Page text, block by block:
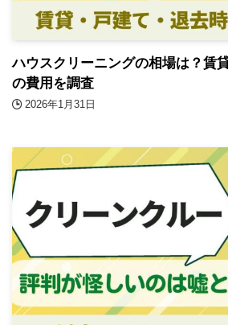
ハウスクリーニングの相場は？賃
の費用を調査
2026年1月31日